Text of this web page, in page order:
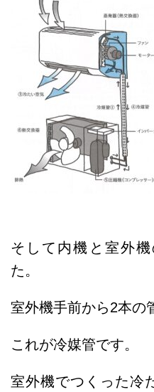
そして内機と室外
た。
室外機手前から2本の
これが冷媒管です。
室外機でつくった冷